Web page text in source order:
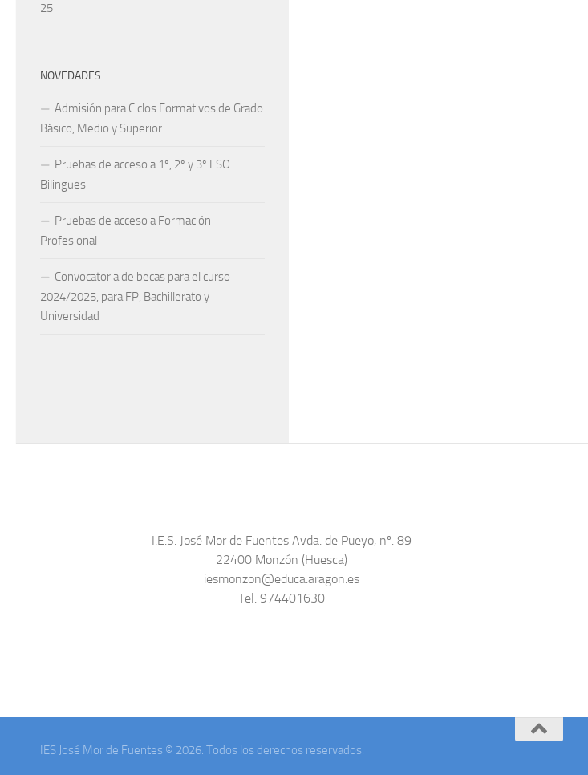
25
NOVEDADES
Admisión para Ciclos Formativos de Grado
Básico, Medio y Superior
Pruebas de acceso a 1º, 2º y 3º ESO
Bilingües
Pruebas de acceso a Formación
Profesional
Convocatoria de becas para el curso
2024/2025, para FP, Bachillerato y
Universidad
I.E.S. José Mor de Fuentes Avda. de Pueyo, nº. 89
22400 Monzón (Huesca)
iesmonzon@educa.aragon.es
Tel. 974401630
IES José Mor de Fuentes © 2026. Todos los derechos reservados.